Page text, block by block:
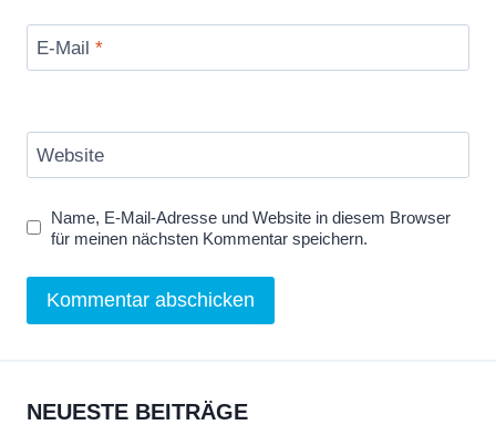
E-Mail *
Website
Name, E-Mail-Adresse und Website in diesem Browser
für meinen nächsten Kommentar speichern.
NEUESTE BEITRÄGE